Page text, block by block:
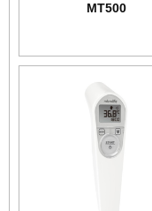
MT500